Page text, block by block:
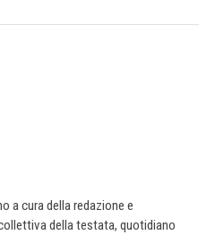
a cura della redazione e
della testata, quotidiano